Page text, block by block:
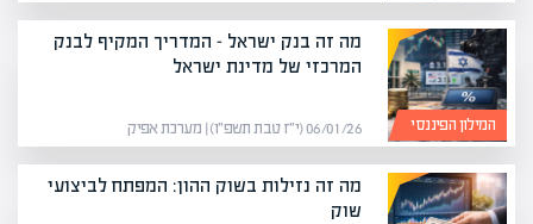
המילון הפיננסי
מה זה בנק ישראל – המדריך המקיף לבנק
המרכזי של מדינת ישראל
06/01/26 (י״ז טבת תשפ״ו) | מערכת אפיק
מה זה נזילות בשוק ההון: המפתח לביצועי
שוק